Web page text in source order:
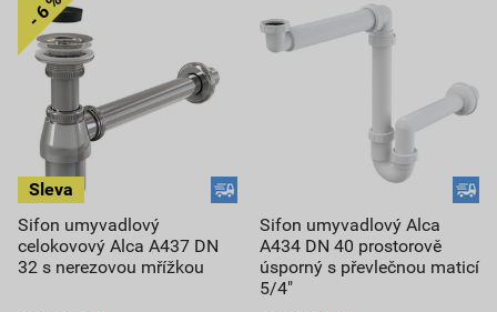
Sifon umyvadlový
celokovový Alca A437 DN
32 s nerezovou mřížkou
Sifon umyvadlový Alca
A434 DN 40 prostorově
úsporný s převlečnou maticí
5/4"